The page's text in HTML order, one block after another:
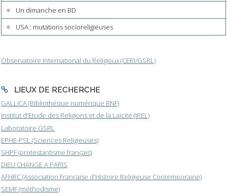
Un dimanche en BD
USA : mutations socioreligieuses
Observatoire International du Religieux (CERI/GSRL)
LIEUX DE RECHERCHE
GALLICA (Bibliothèque numérique BNF)
Institut d'Etude des Religions et de la Laïcité (IREL)
Laboratoire GSRL
EPHE-PSL (Sciences Religieuses)
SHPF (protestantisme français)
DIEU CHANGE A PARIS
AFHRC (Association Française d'Histoire Religieuse Contemporaine)
SEMF (méthodisme)